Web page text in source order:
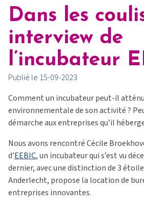
Dans les
interview de
l’incubateur
Publié le 15-09-2023
Comment un incubateur peut-il
environnementale de son activité ?
démarche aux entreprises qu’il
Nous avons rencontré Cécile
d’EEBIC, un incubateur qui s’est vu
dernier, avec une distinction de 3
Anderlecht, propose la location de
entreprises innovantes.